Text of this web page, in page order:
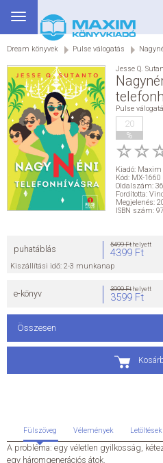
Toggle
navigation
Dream könyvek Pulse válogatás
Jesse Q.
Pulse
20
%
Kiadó: Maxim
Kód: MX-1660
Oldalszám:
Fordította:
Megjelenés:
ISBN szám:
puhatáblás 5499 Fthelyett
4399 Ft
Kiszállítási idő: 2-3 munkanap
e-könyv 3999 Fthelyett
3599 Ft
Összesen
Fülszöveg Vélemények Letöltések
A probléma: egy véletlen gyilkosság,
egy háromgenerációs átok.
BEJELENTKEZÉS
SEGÉDKÖNYV
NYELVKÖNYV
GRIMM SZÓTÁR
DREAM KÖNYVEK
E-KÖNYVEK
SEGÍTHETEK?
HÍREK
ÁLTALÁNOS SZERZŐDÉSI FELTÉTELEK
ADATKEZELÉSI ÉS ADATVÉDELMI